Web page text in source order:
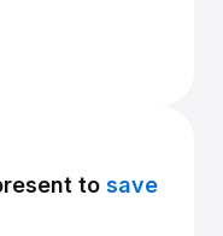
to save